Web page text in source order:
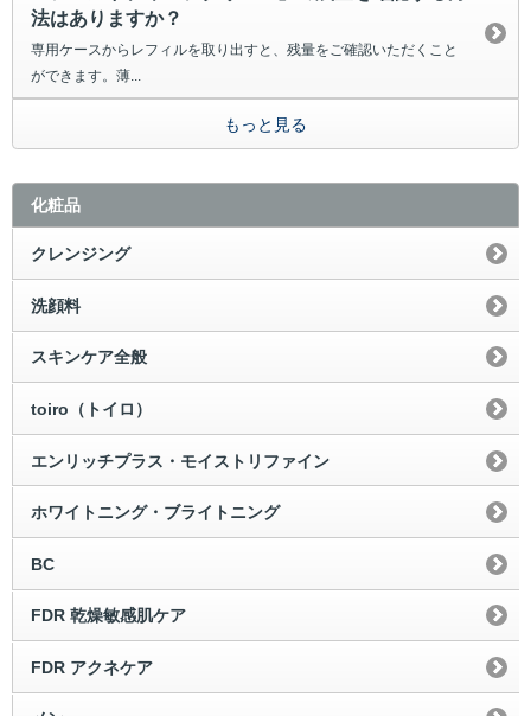
法はありますか？
専用ケースからレフィルを取り出すと、残量をご確認いただくこと
ができます。薄...
もっと見る
化粧品
クレンジング
洗顔料
スキンケア全般
toiro（トイロ）
エンリッチプラス・モイストリファイン
ホワイトニング・ブライトニング
BC
FDR 乾燥敏感肌ケア
FDR アクネケア